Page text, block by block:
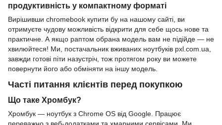
продуктивність у компактному форматі
Вирішивши chromebook купити бу на нашому сайті, ви
отримуєте чудову можливість відкрити для себе щось нове та
практичне. А якщо раптом обрана модель вам не підійде — не
хвилюйтеся! Ми, постачальник вживаних ноутбуків pxl.com.ua,
завжди готові піти назустріч, тож протягом року ви можете
повернути його або обміняти на іншу модель.
Часті питання клієнтів перед покупкою
Що таке Хромбук?
Хромбук — ноутбук з Chrome OS від Google. Працює